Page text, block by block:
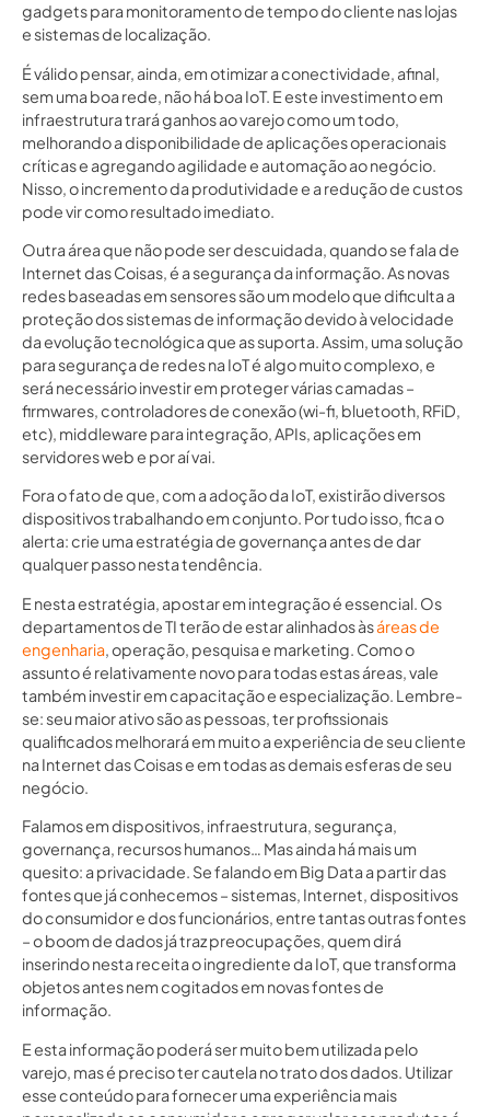
gadgets para monitoramento de tempo do cliente nas lojas
e sistemas de localização.
É válido pensar, ainda, em otimizar a conectividade, afinal,
sem uma boa rede, não há boa IoT. E este investimento em
infraestrutura trará ganhos ao varejo como um todo,
melhorando a disponibilidade de aplicações operacionais
críticas e agregando agilidade e automação ao negócio.
Nisso, o incremento da produtividade e a redução de custos
pode vir como resultado imediato.
Outra área que não pode ser descuidada, quando se fala de
Internet das Coisas, é a segurança da informação. As novas
redes baseadas em sensores são um modelo que dificulta a
proteção dos sistemas de informação devido à velocidade
da evolução tecnológica que as suporta. Assim, uma solução
para segurança de redes na IoT é algo muito complexo, e
será necessário investir em proteger várias camadas –
firmwares, controladores de conexão (wi-fi, bluetooth, RFiD,
etc), middleware para integração, APIs, aplicações em
servidores web e por aí vai.
Fora o fato de que, com a adoção da IoT, existirão diversos
dispositivos trabalhando em conjunto. Por tudo isso, fica o
alerta: crie uma estratégia de governança antes de dar
qualquer passo nesta tendência.
E nesta estratégia, apostar em integração é essencial. Os
departamentos de TI terão de estar alinhados àsáreas de
engenharia, operação, pesquisa e marketing. Como o
assunto é relativamente novo para todas estas áreas, vale
também investir em capacitação e especialização. Lembre-
se: seu maior ativo são as pessoas, ter profissionais
qualificados melhorará em muito a experiência de seu cliente
na Internet das Coisas e em todas as demais esferas de seu
negócio.
Falamos em dispositivos, infraestrutura, segurança,
governança, recursos humanos… Mas ainda há mais um
quesito: a privacidade. Se falando em Big Data a partir das
fontes que já conhecemos – sistemas, Internet, dispositivos
do consumidor e dos funcionários, entre tantas outras fontes
– o boom de dados já traz preocupações, quem dirá
inserindo nesta receita o ingrediente da IoT, que transforma
objetos antes nem cogitados em novas fontes de
informação.
E esta informação poderá ser muito bem utilizada pelo
varejo, mas é preciso ter cautela no trato dos dados. Utilizar
esse conteúdo para fornecer uma experiência mais